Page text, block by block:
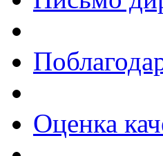
Оценка